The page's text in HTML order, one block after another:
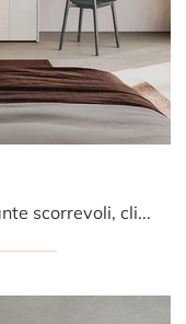
Se vuoi armadiature a muro con ante scorrevoli, clicca e scopri l'armadio Riviera U125 di Colombini Casa in melaminico.